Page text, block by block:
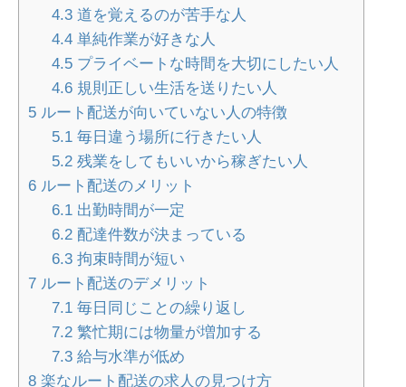
4.3道を覚えるのが苦手な人
4.4単純作業が好きな人
4.5プライベートな時間を大切にしたい人
4.6規則正しい生活を送りたい人
5 ルート配送が向いていない人の特徴
5.1毎日違う場所に行きたい人
5.2残業をしてもいいから稼ぎたい人
6 ルート配送のメリット
6.1出勤時間が一定
6.2配達件数が決まっている
6.3拘束時間が短い
7 ルート配送のデメリット
7.1毎日同じことの繰り返し
7.2繁忙期には物量が増加する
7.3給与水準が低め
8 楽なルート配送の求人の見つけ方